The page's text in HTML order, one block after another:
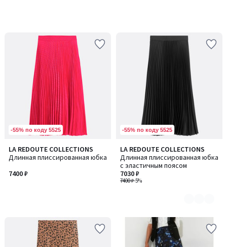
-55% по коду 5525
LA REDOUTE COLLECTIONS
Длинная плиссированная юбка
7400 ₽
-55% по коду 5525
LA REDOUTE COLLECTIONS
Длинная плиссированная юбка
с эластичным поясом
7400 ₽-5%
7030 ₽
Количество
цветов:
2